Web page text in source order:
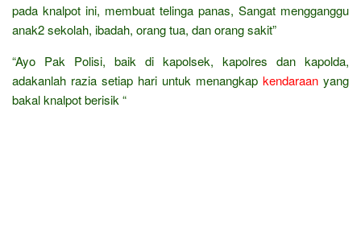
pada knalpot ini, membuat telinga panas, Sangat mengganggu
anak2 sekolah, ibadah, orang tua, dan orang sakit”
“Ayo Pak Polisi, baik di kapolsek, kapolres dan kapolda,
adakanlah razia setiap hari untuk menangkap kendaraan yang
bakal knalpot berisik “